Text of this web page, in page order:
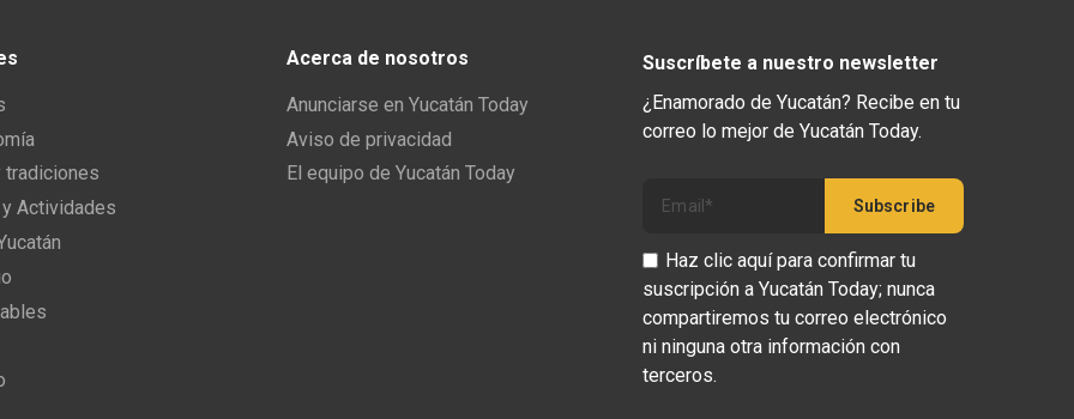
tradiciones
Actividades
Acerca de nosotros
Anunciarse en Yucatán Today
Aviso de privacidad
El equipo de Yucatán Today
Suscríbete a nuestro newsletter
¿Enamorado de Yucatán? Recibe en tu
correo lo mejor de Yucatán Today.
Haz clic aquí para confirmar tu
suscripción a Yucatán Today; nunca
compartiremos tu correo electrónico
ni ninguna otra información con
terceros.